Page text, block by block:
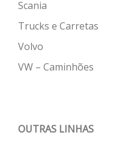
Scania
Trucks e Carretas
Volvo
VW – Caminhões
OUTRAS LINHAS